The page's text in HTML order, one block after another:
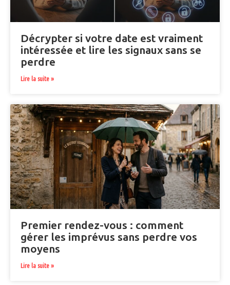
Décrypter si votre date est vraiment
intéressée et lire les signaux sans se
perdre
Lire la suite »
Premier rendez-vous : comment
gérer les imprévus sans perdre vos
moyens
Lire la suite »